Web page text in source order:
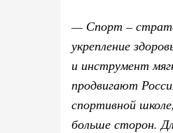
— Спорт –
укрепление
и инструмент
продвигают
спортивной
больше сторон.